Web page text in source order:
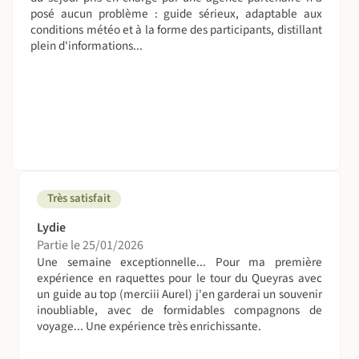
forestières et sentiers.
Vous ne portez que vos affaires de la journée, pour les
étapes au refuge de la Blanche, un sac
4 nuits en gîtes d'étape et refuges confortables, dortoirs
de 4 à 12 personnes. Douche chaude tous les soirs.
Possibilité de chambre de 2 toutes les nuits (selon les
disponibilités) avec un supplément de 25€ par personne
et par nuit pour hébergement en chambre de deux.
posé aucun problème : guide sérieux, adaptable aux
conditions météo et à la forme des participants, distillant
plein d'informations...
Très satisfait
Lydie
Partie le 25/01/2026
Une semaine exceptionnelle... Pour ma première
expérience en raquettes pour le tour du Queyras avec
un guide au top (merciii Aurel) j'en garderai un souvenir
inoubliable, avec de formidables compagnons de
voyage... Une expérience très enrichissante.